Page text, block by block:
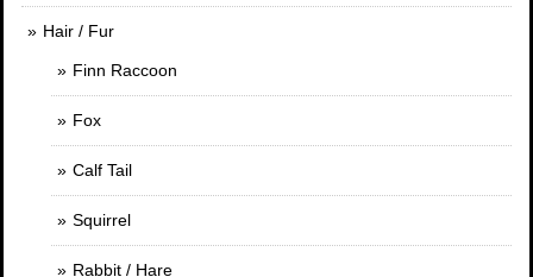
Hair / Fur
Finn Raccoon
Fox
Calf Tail
Squirrel
Rabbit / Hare